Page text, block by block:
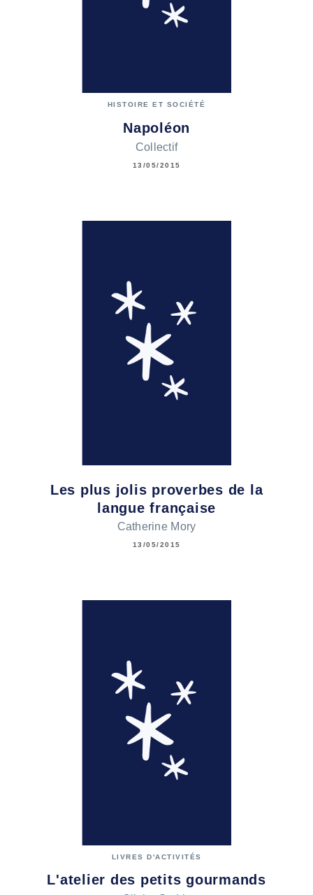
HISTOIRE ET SOCIÉTÉ
Napoléon
Collectif
13/05/2015
Les plus jolis proverbes de la
langue française
Catherine Mory
13/05/2015
LIVRES D'ACTIVITÉS
L'atelier des petits gourmands